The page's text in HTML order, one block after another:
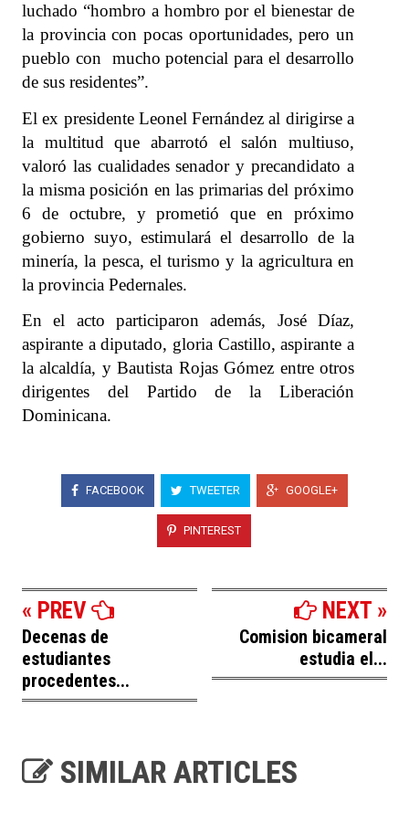
luchado “hombro a hombro por el bienestar de
la provincia con pocas oportunidades, pero un
pueblo con mucho potencial para el desarrollo
de sus residentes”.
El ex presidente Leonel Fernández al dirigirse a
la multitud que abarrotó el salón multiuso,
valoró las cualidades senador y precandidato a
la misma posición en las primarias del próximo
6 de octubre, y prometió que en próximo
gobierno suyo, estimulará el desarrollo de la
minería, la pesca, el turismo y la agricultura en
la provincia Pedernales.
En el acto participaron además, José Díaz,
aspirante a diputado, gloria Castillo, aspirante a
la alcaldía, y Bautista Rojas Gómez entre otros
dirigentes del Partido de la Liberación
Dominicana.
FACEBOOK TWEETER GOOGLE+
PINTEREST
« PREV
Decenas de
estudiantes
procedentes...
NEXT »
Comision bicameral
estudia el...
SIMILAR ARTICLES